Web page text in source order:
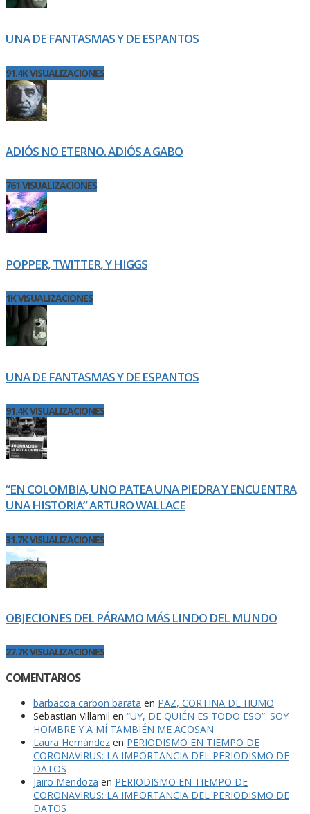
UNA DE FANTASMAS Y DE ESPANTOS
91.4K VISUALIZACIONES
ADIÓS NO ETERNO. ADIÓS A GABO
761 VISUALIZACIONES
POPPER, TWITTER, Y HIGGS
1K VISUALIZACIONES
UNA DE FANTASMAS Y DE ESPANTOS
91.4K VISUALIZACIONES
“EN COLOMBIA, UNO PATEA UNA PIEDRA Y ENCUENTRA
UNA HISTORIA” ARTURO WALLACE
31.7K VISUALIZACIONES
OBJECIONES DEL PÁRAMO MÁS LINDO DEL MUNDO
27.7K VISUALIZACIONES
COMENTARIOS
barbacoa carbon barata en PAZ, CORTINA DE HUMO
Sebastian Villamil en “UY, DE QUIÉN ES TODO ESO”: SOY
HOMBRE Y A MÍ TAMBIÉN ME ACOSAN
Laura Hernández en PERIODISMO EN TIEMPO DE
CORONAVIRUS: LA IMPORTANCIA DEL PERIODISMO DE
DATOS
Jairo Mendoza en PERIODISMO EN TIEMPO DE
CORONAVIRUS: LA IMPORTANCIA DEL PERIODISMO DE
DATOS